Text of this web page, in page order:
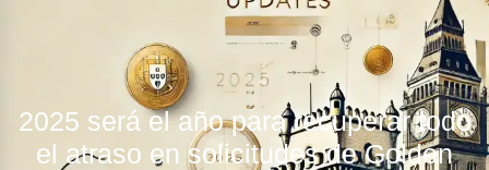
2025 será el año para recuperar todo
el atraso en solicitudes de Golden